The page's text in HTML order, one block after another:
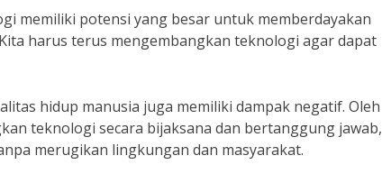
memiliki potensi yang besar untuk memberdayakan
harus terus mengembangkan teknologi agar dapat
hidup manusia juga memiliki dampak negatif. Oleh
teknologi secara bijaksana dan bertanggung jawab,
merugikan lingkungan dan masyarakat.